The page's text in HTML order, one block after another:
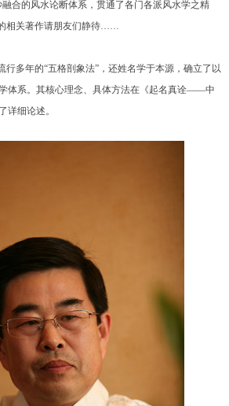
合的风水论断体系，贯通了各门各派风水学之精
相关著作请朋友们静待……
行多年的“五格剖象法”，还姓名学于本源，确立了以
体系。其核心理念、具体方法在《起名真诠——中
详细论述。